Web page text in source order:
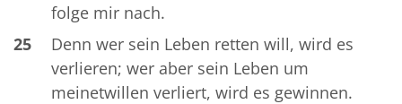
folge mir nach.
25
Denn wer sein Leben retten will, wird es
verlieren; wer aber sein Leben um
meinetwillen verliert, wird es gewinnen.